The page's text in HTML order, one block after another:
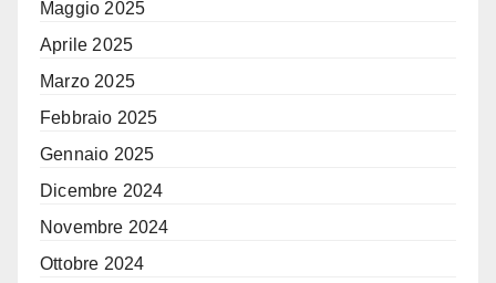
Maggio 2025
Aprile 2025
Marzo 2025
Febbraio 2025
Gennaio 2025
Dicembre 2024
Novembre 2024
Ottobre 2024